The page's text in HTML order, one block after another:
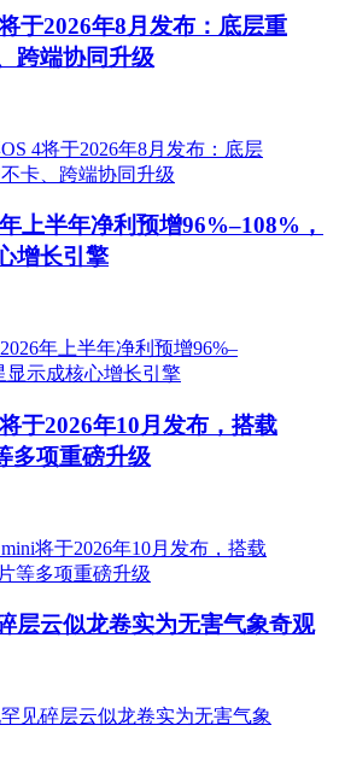
于2026年8月发布：底层重
跨端协同升级
上半年净利预增96%–108%，
增长引擎
于2026年10月发布，搭载
多项重磅升级
层云似龙卷实为无害气象奇观